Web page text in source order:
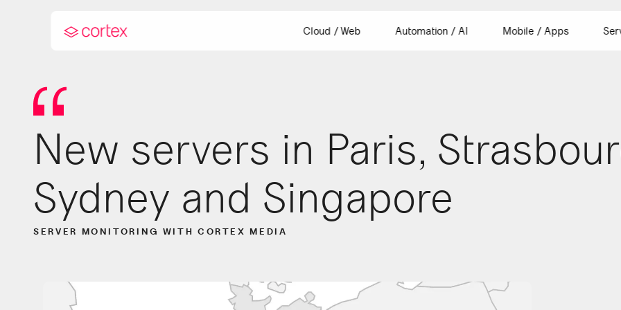
Cloud / Web Automation / AI Mobile / Apps
New servers in Paris,
Sydney and Singapore
SERVER MONITORING WITH CORTEX MEDIA